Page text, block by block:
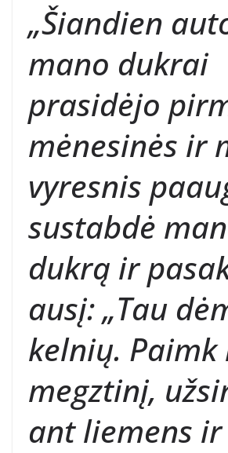
„Šiandien
mano dukrai
prasidėjo
mėnesinės ir
vyresnis
sustabdė
dukrą ir
ausį: „Tau
kelnių. Paimk
megztinį,
ant liemens